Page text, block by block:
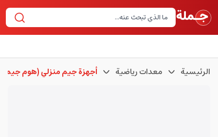
الرئيسية معدات رياضية أجهزة جيم منزلي (هوم جيم)